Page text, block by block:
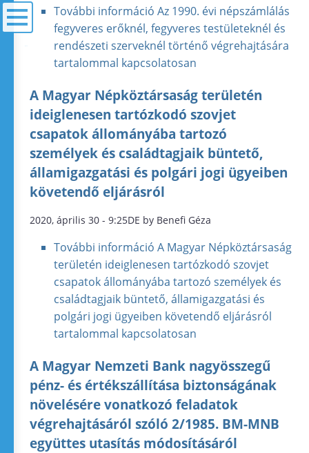
További információ Az 1990. évi népszámlálás
fegyveres erőknél, fegyveres testületeknél és
rendészeti szerveknél történő végrehajtására
tartalommal kapcsolatosan
A Magyar Népköztársaság területén
ideiglenesen tartózkodó szovjet
csapatok állományába tartozó
személyek és családtagjaik büntető,
államigazgatási és polgári jogi ügyeiben
követendő eljárásról
2020, április 30 - 9:25DE by Benefi Géza
További információ A Magyar Népköztársaság
területén ideiglenesen tartózkodó szovjet
csapatok állományába tartozó személyek és
családtagjaik büntető, államigazgatási és
polgári jogi ügyeiben követendő eljárásról
tartalommal kapcsolatosan
A Magyar Nemzeti Bank nagyösszegű
pénz- és értékszállítása biztonságának
növelésére vonatkozó feladatok
végrehajtásáról szóló 2/1985. BM-MNB
együttes utasítás módosításáról